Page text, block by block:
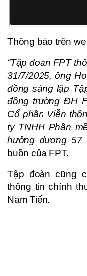
Thông báo trên
“Tập đoàn FPT
31/7/2025, ông
đồng sáng lập
đồng trường ĐH
Cổ phần Viễn
ty TNHH Phần
hưởng dương 57
buồn của FPT.
Tập đoàn cũng
thông tin chính
Nam Tiến.